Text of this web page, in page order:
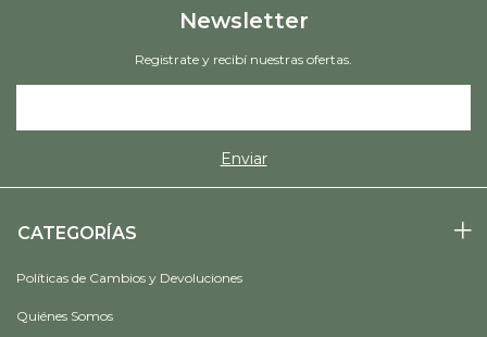
Newsletter
Registrate y recibí nuestras ofertas.
CATEGORÍAS
Políticas de Cambios y Devoluciones
Quiénes Somos